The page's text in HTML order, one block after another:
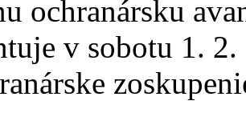
ochranársku
v sobotu 1.